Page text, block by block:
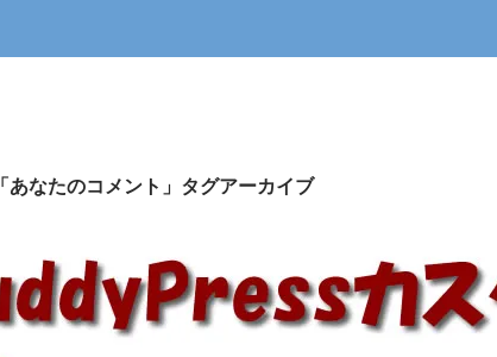
「あなたのコメント」タグアーカイブ